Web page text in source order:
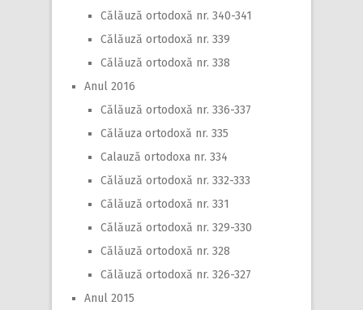
Călăuză ortodoxă nr. 340-341
Călăuză ortodoxă nr. 339
Călăuză ortodoxă nr. 338
Anul 2016
Călăuză ortodoxă nr. 336-337
Călăuza ortodoxă nr. 335
Calauză ortodoxa nr. 334
Călăuză ortodoxă nr. 332-333
Călăuză ortodoxă nr. 331
Călăuză ortodoxă nr. 329-330
Călăuză ortodoxă nr. 328
Călăuză ortodoxă nr. 326-327
Anul 2015